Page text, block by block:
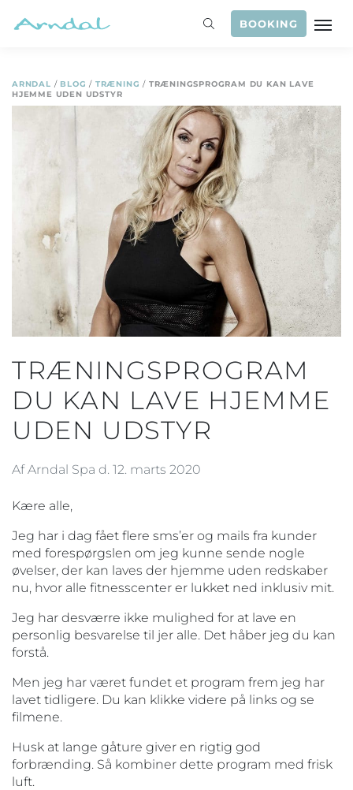
BOOKING
ARNDAL / BLOG / TRÆNING / TRÆNINGSPROGRAM DU KAN LAVE
HJEMME UDEN UDSTYR
TRÆNINGSPROGRAM
DU KAN LAVE HJEMME
UDEN UDSTYR
Af Arndal Spa d. 12. marts 2020
Kære alle,
Jeg har i dag fået flere sms’er og mails fra kunder
med forespørgslen om jeg kunne sende nogle
øvelser, der kan laves der hjemme uden redskaber
nu, hvor alle fitnesscenter er lukket ned inklusiv mit.
Jeg har desværre ikke mulighed for at lave en
personlig besvarelse til jer alle. Det håber jeg du kan
forstå.
Men jeg har været fundet et program frem jeg har
lavet tidligere. Du kan klikke videre på links og se
filmene.
Husk at lange gåture giver en rigtig god
forbrænding. Så kombiner dette program med frisk
luft.